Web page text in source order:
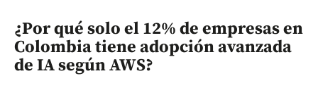
¿Por qué solo el 12% de empresas en
Colombia tiene adopción avanzada
de IA según AWS?